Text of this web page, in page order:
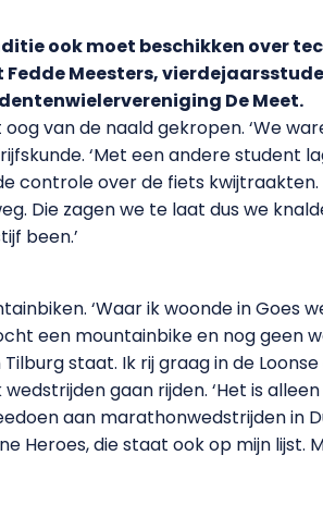
ook moet beschikken over
Fedde Meesters,
De Meet.
van de naald gekropen. ‘We
‘Met een andere student
controle over de fiets
Die zagen we te laat dus we
been.’
‘Waar ik woonde in Goes
een mountainbike en nog geen
staat. Ik rij graag in de
gaan rijden. ‘Het is
aan marathonwedstrijden in
Heroes, die staat ook op mijn lijst.